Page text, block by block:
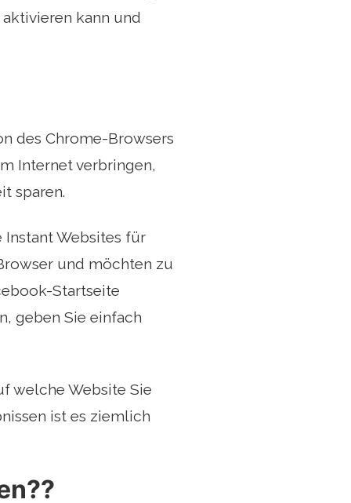
kann und
des Chrome-Browsers
Internet verbringen,
sparen.
Websites für
und möchten zu
Startseite
geben Sie einfach
welche Website Sie
ist es ziemlich